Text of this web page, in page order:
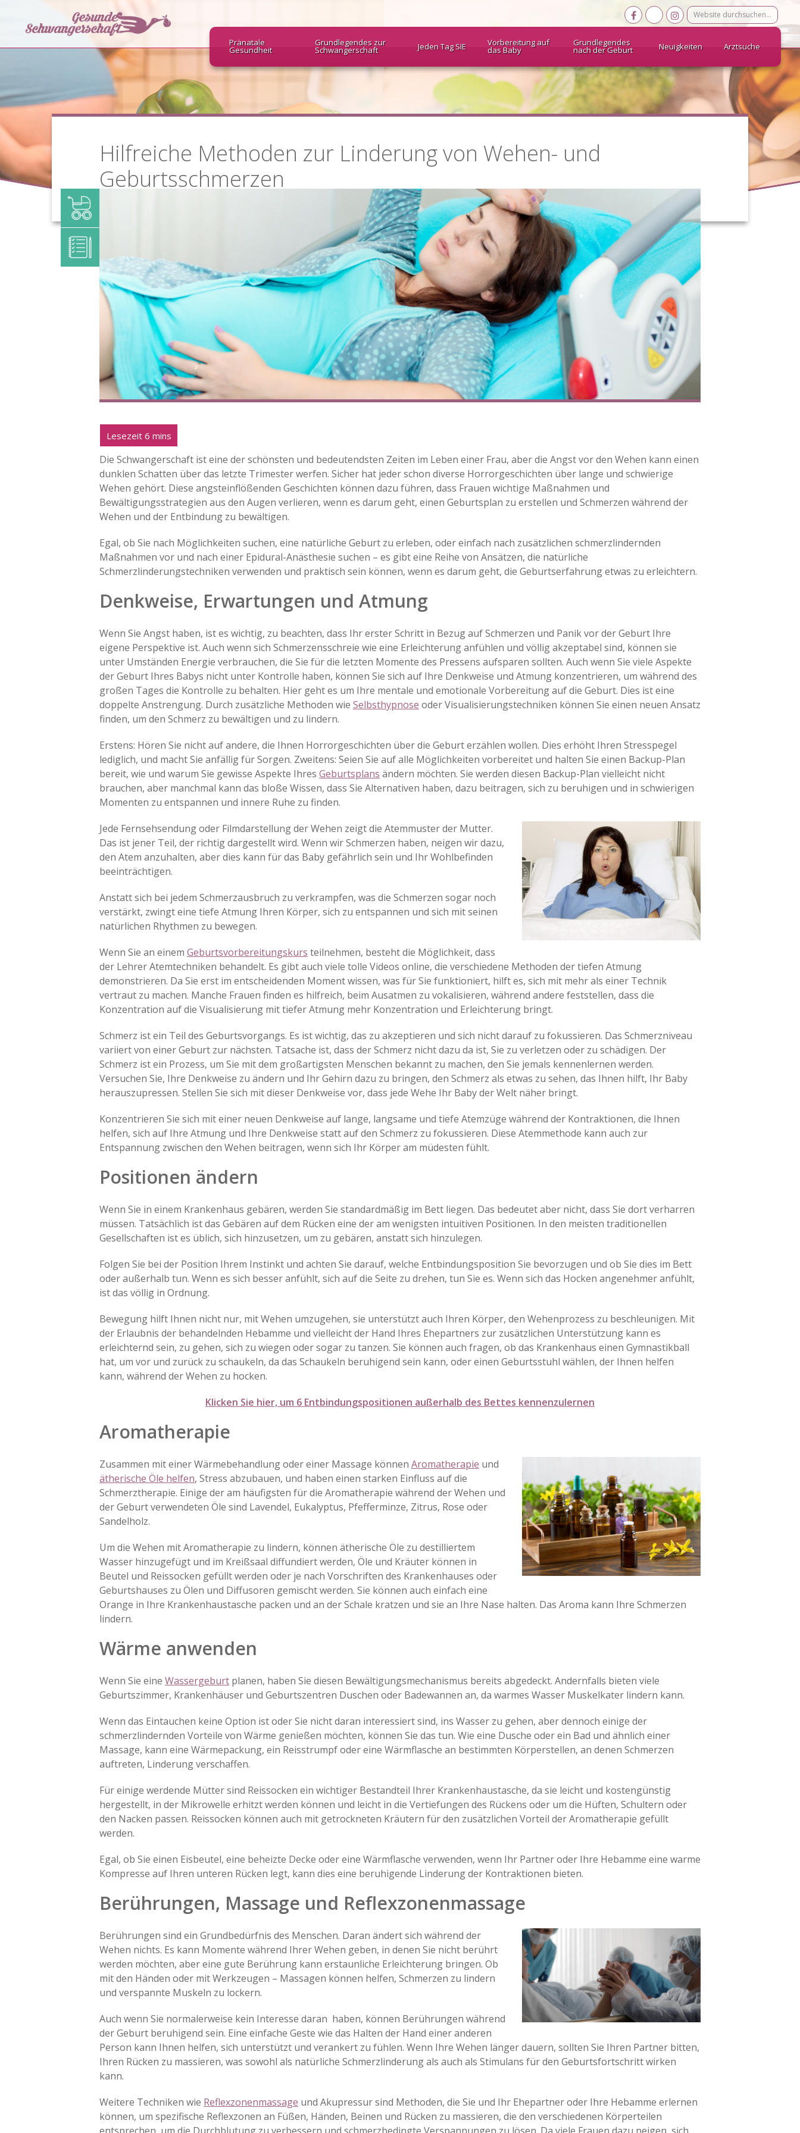
Website
durchsuchen…
Pränatale
Gesundheit
Grundlegendes zur
Schwangerschaft Jeden Tag SIE Vorbereitung auf
das Baby
Grundlegendes
nach der Geburt Neuigkeiten Arztsuche
Hilfreiche Methoden zur Linderung von Wehen- und
Geburtsschmerzen
Die Schwangerschaft ist eine der schönsten und bedeutendsten Zeiten im Leben einer Frau, aber die Angst vor den Wehen kann einen
dunklen Schatten über das letzte Trimester werfen. Sicher hat jeder schon diverse Horrorgeschichten über lange und schwierige
Wehen gehört. Diese angsteinflößenden Geschichten können dazu führen, dass Frauen wichtige Maßnahmen und
Bewältigungsstrategien aus den Augen verlieren, wenn es darum geht, einen Geburtsplan zu erstellen und Schmerzen während der
Wehen und der Entbindung zu bewältigen.
Egal, ob Sie nach Möglichkeiten suchen, eine natürliche Geburt zu erleben, oder einfach nach zusätzlichen schmerzlindernden
Maßnahmen vor und nach einer Epidural-Anästhesie suchen – es gibt eine Reihe von Ansätzen, die natürliche
Schmerzlinderungstechniken verwenden und praktisch sein können, wenn es darum geht, die Geburtserfahrung etwas zu erleichtern.
Denkweise, Erwartungen und Atmung
Wenn Sie Angst haben, ist es wichtig, zu beachten, dass Ihr erster Schritt in Bezug auf Schmerzen und Panik vor der Geburt Ihre
eigene Perspektive ist. Auch wenn sich Schmerzensschreie wie eine Erleichterung anfühlen und völlig akzeptabel sind, können sie
unter Umständen Energie verbrauchen, die Sie für die letzten Momente des Pressens aufsparen sollten. Auch wenn Sie viele Aspekte
der Geburt Ihres Babys nicht unter Kontrolle haben, können Sie sich auf Ihre Denkweise und Atmung konzentrieren, um während des
großen Tages die Kontrolle zu behalten. Hier geht es um Ihre mentale und emotionale Vorbereitung auf die Geburt. Dies ist eine
doppelte Anstrengung. Durch zusätzliche Methoden wie Selbsthypnose oder Visualisierungstechniken können Sie einen neuen Ansatz
finden, um den Schmerz zu bewältigen und zu lindern.
Erstens: Hören Sie nicht auf andere, die Ihnen Horrorgeschichten über die Geburt erzählen wollen. Dies erhöht Ihren Stresspegel
lediglich, und macht Sie anfällig für Sorgen. Zweitens: Seien Sie auf alle Möglichkeiten vorbereitet und halten Sie einen Backup-Plan
bereit, wie und warum Sie gewisse Aspekte Ihres Geburtsplans ändern möchten. Sie werden diesen Backup-Plan vielleicht nicht
brauchen, aber manchmal kann das bloße Wissen, dass Sie Alternativen haben, dazu beitragen, sich zu beruhigen und in schwierigen
Momenten zu entspannen und innere Ruhe zu finden.
Jede Fernsehsendung oder Filmdarstellung der Wehen zeigt die Atemmuster der Mutter.
Das ist jener Teil, der richtig dargestellt wird. Wenn wir Schmerzen haben, neigen wir dazu,
den Atem anzuhalten, aber dies kann für das Baby gefährlich sein und Ihr Wohlbefinden
beeinträchtigen.
Anstatt sich bei jedem Schmerzausbruch zu verkrampfen, was die Schmerzen sogar noch
verstärkt, zwingt eine tiefe Atmung Ihren Körper, sich zu entspannen und sich mit seinen
natürlichen Rhythmen zu bewegen.
Wenn Sie an einem Geburtsvorbereitungskurs teilnehmen, besteht die Möglichkeit, dass
der Lehrer Atemtechniken behandelt. Es gibt auch viele tolle Videos online, die verschiedene Methoden der tiefen Atmung
demonstrieren. Da Sie erst im entscheidenden Moment wissen, was für Sie funktioniert, hilft es, sich mit mehr als einer Technik
vertraut zu machen. Manche Frauen finden es hilfreich, beim Ausatmen zu vokalisieren, während andere feststellen, dass die
Konzentration auf die Visualisierung mit tiefer Atmung mehr Konzentration und Erleichterung bringt.
Schmerz ist ein Teil des Geburtsvorgangs. Es ist wichtig, das zu akzeptieren und sich nicht darauf zu fokussieren. Das Schmerzniveau
variiert von einer Geburt zur nächsten. Tatsache ist, dass der Schmerz nicht dazu da ist, Sie zu verletzen oder zu schädigen. Der
Schmerz ist ein Prozess, um Sie mit dem großartigsten Menschen bekannt zu machen, den Sie jemals kennenlernen werden.
Versuchen Sie, Ihre Denkweise zu ändern und Ihr Gehirn dazu zu bringen, den Schmerz als etwas zu sehen, das Ihnen hilft, Ihr Baby
herauszupressen. Stellen Sie sich mit dieser Denkweise vor, dass jede Wehe Ihr Baby der Welt näher bringt.
Konzentrieren Sie sich mit einer neuen Denkweise auf lange, langsame und tiefe Atemzüge während der Kontraktionen, die Ihnen
helfen, sich auf Ihre Atmung und Ihre Denkweise statt auf den Schmerz zu fokussieren. Diese Atemmethode kann auch zur
Entspannung zwischen den Wehen beitragen, wenn sich Ihr Körper am müdesten fühlt.
Positionen ändern
Wenn Sie in einem Krankenhaus gebären, werden Sie standardmäßig im Bett liegen. Das bedeutet aber nicht, dass Sie dort verharren
müssen. Tatsächlich ist das Gebären auf dem Rücken eine der am wenigsten intuitiven Positionen. In den meisten traditionellen
Gesellschaften ist es üblich, sich hinzusetzen, um zu gebären, anstatt sich hinzulegen.
Folgen Sie bei der Position Ihrem Instinkt und achten Sie darauf, welche Entbindungsposition Sie bevorzugen und ob Sie dies im Bett
oder außerhalb tun. Wenn es sich besser anfühlt, sich auf die Seite zu drehen, tun Sie es. Wenn sich das Hocken angenehmer anfühlt,
ist das völlig in Ordnung.
Bewegung hilft Ihnen nicht nur, mit Wehen umzugehen, sie unterstützt auch Ihren Körper, den Wehenprozess zu beschleunigen. Mit
der Erlaubnis der behandelnden Hebamme und vielleicht der Hand Ihres Ehepartners zur zusätzlichen Unterstützung kann es
erleichternd sein, zu gehen, sich zu wiegen oder sogar zu tanzen. Sie können auch fragen, ob das Krankenhaus einen Gymnastikball
hat, um vor und zurück zu schaukeln, da das Schaukeln beruhigend sein kann, oder einen Geburtsstuhl wählen, der Ihnen helfen
kann, während der Wehen zu hocken.
Klicken Sie hier, um 6 Entbindungspositionen außerhalb des Bettes kennenzulernen
Aromatherapie
Zusammen mit einer Wärmebehandlung oder einer Massage können Aromatherapie und
ätherische Öle helfen, Stress abzubauen, und haben einen starken Einfluss auf die
Schmerztherapie. Einige der am häufigsten für die Aromatherapie während der Wehen und
der Geburt verwendeten Öle sind Lavendel, Eukalyptus, Pfefferminze, Zitrus, Rose oder
Sandelholz.
Um die Wehen mit Aromatherapie zu lindern, können ätherische Öle zu destilliertem
Wasser hinzugefügt und im Kreißsaal diffundiert werden, Öle und Kräuter können in
Beutel und Reissocken gefüllt werden oder je nach Vorschriften des Krankenhauses oder
Geburtshauses zu Ölen und Diffusoren gemischt werden. Sie können auch einfach eine
Orange in Ihre Krankenhaustasche packen und an der Schale kratzen und sie an Ihre Nase halten. Das Aroma kann Ihre Schmerzen
lindern.
Wärme anwenden
Wenn Sie eine Wassergeburt planen, haben Sie diesen Bewältigungsmechanismus bereits abgedeckt. Andernfalls bieten viele
Geburtszimmer, Krankenhäuser und Geburtszentren Duschen oder Badewannen an, da warmes Wasser Muskelkater lindern kann.
Wenn das Eintauchen keine Option ist oder Sie nicht daran interessiert sind, ins Wasser zu gehen, aber dennoch einige der
schmerzlindernden Vorteile von Wärme genießen möchten, können Sie das tun. Wie eine Dusche oder ein Bad und ähnlich einer
Massage, kann eine Wärmepackung, ein Reisstrumpf oder eine Wärmflasche an bestimmten Körperstellen, an denen Schmerzen
auftreten, Linderung verschaffen.
Für einige werdende Mütter sind Reissocken ein wichtiger Bestandteil Ihrer Krankenhaustasche, da sie leicht und kostengünstig
hergestellt, in der Mikrowelle erhitzt werden können und leicht in die Vertiefungen des Rückens oder um die Hüften, Schultern oder
den Nacken passen. Reissocken können auch mit getrockneten Kräutern für den zusätzlichen Vorteil der Aromatherapie gefüllt
werden.
Egal, ob Sie einen Eisbeutel, eine beheizte Decke oder eine Wärmflasche verwenden, wenn Ihr Partner oder Ihre Hebamme eine warme
Kompresse auf Ihren unteren Rücken legt, kann dies eine beruhigende Linderung der Kontraktionen bieten.
Berührungen, Massage und Reflexzonenmassage
Berührungen sind ein Grundbedürfnis des Menschen. Daran ändert sich während der
Wehen nichts. Es kann Momente während Ihrer Wehen geben, in denen Sie nicht berührt
werden möchten, aber eine gute Berührung kann erstaunliche Erleichterung bringen. Ob
mit den Händen oder mit Werkzeugen – Massagen können helfen, Schmerzen zu lindern
und verspannte Muskeln zu lockern.
Auch wenn Sie normalerweise kein Interesse daran haben, können Berührungen während
der Geburt beruhigend sein. Eine einfache Geste wie das Halten der Hand einer anderen
Person kann Ihnen helfen, sich unterstützt und verankert zu fühlen. Wenn Ihre Wehen länger dauern, sollten Sie Ihren Partner bitten,
Ihren Rücken zu massieren, was sowohl als natürliche Schmerzlinderung als auch als Stimulans für den Geburtsfortschritt wirken
kann.
Weitere Techniken wie Reflexzonenmassage und Akupressur sind Methoden, die Sie und Ihr Ehepartner oder Ihre Hebamme erlernen
können, um spezifische Reflexzonen an Füßen, Händen, Beinen und Rücken zu massieren, die den verschiedenen Körperteilen